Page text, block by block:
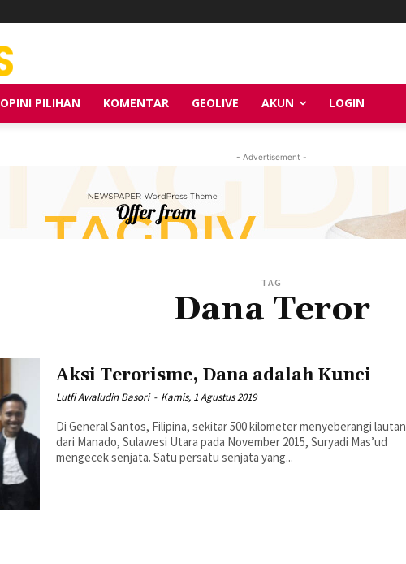
OPINI PILIHAN KOMENTAR GEOLIVE AKUN LOGIN
- Advertisement -
TAG
Dana Teror
Aksi Terorisme, Dana adalah Kunci
Lutfi Awaludin Basori - Kamis, 1 Agustus 2019
Di General Santos, Filipina, sekitar 500 kilometer menyeberangi lautan
dari Manado, Sulawesi Utara pada November 2015, Suryadi Mas’ud
mengecek senjata. Satu persatu senjata yang...